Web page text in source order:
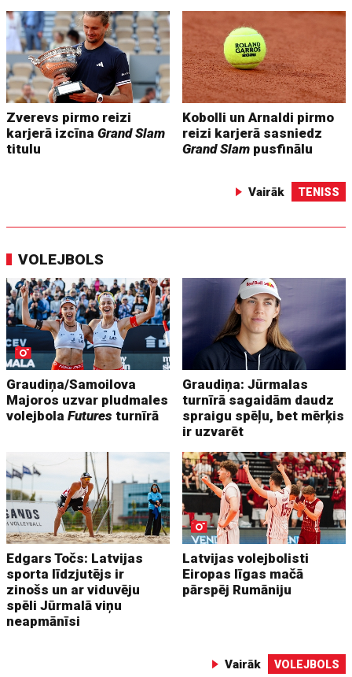
Zverevs pirmo reizi
karjerā izcīnaGrand Slam
titulu
Kobolli un Arnaldi pirmo
reizi karjerā sasniedz
Grand Slam pusfinālu
Vairāk TENISS
VOLEJBOLS
Graudiņa/Samoilova
Majoros uzvar pludmales
volejbolaFutures turnīrā
Graudiņa: Jūrmalas
turnīrā sagaidām daudz
spraigu spēļu, bet mērķis
ir uzvarēt
Edgars Točs: Latvijas
sporta līdzjutējs ir
zinošs un ar viduvēju
spēli Jūrmalā viņu
neapmānīsi
Latvijas volejbolisti
Eiropas līgas mačā
pārspēj Rumāniju
Vairāk VOLEJBOLS